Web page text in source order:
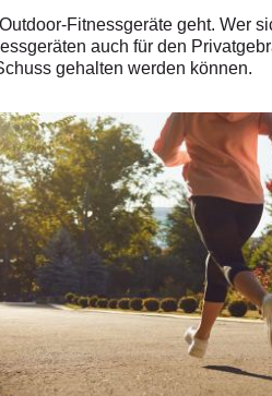
Fitnessgeräte geht. Wer
auch für den
gehalten werden können.